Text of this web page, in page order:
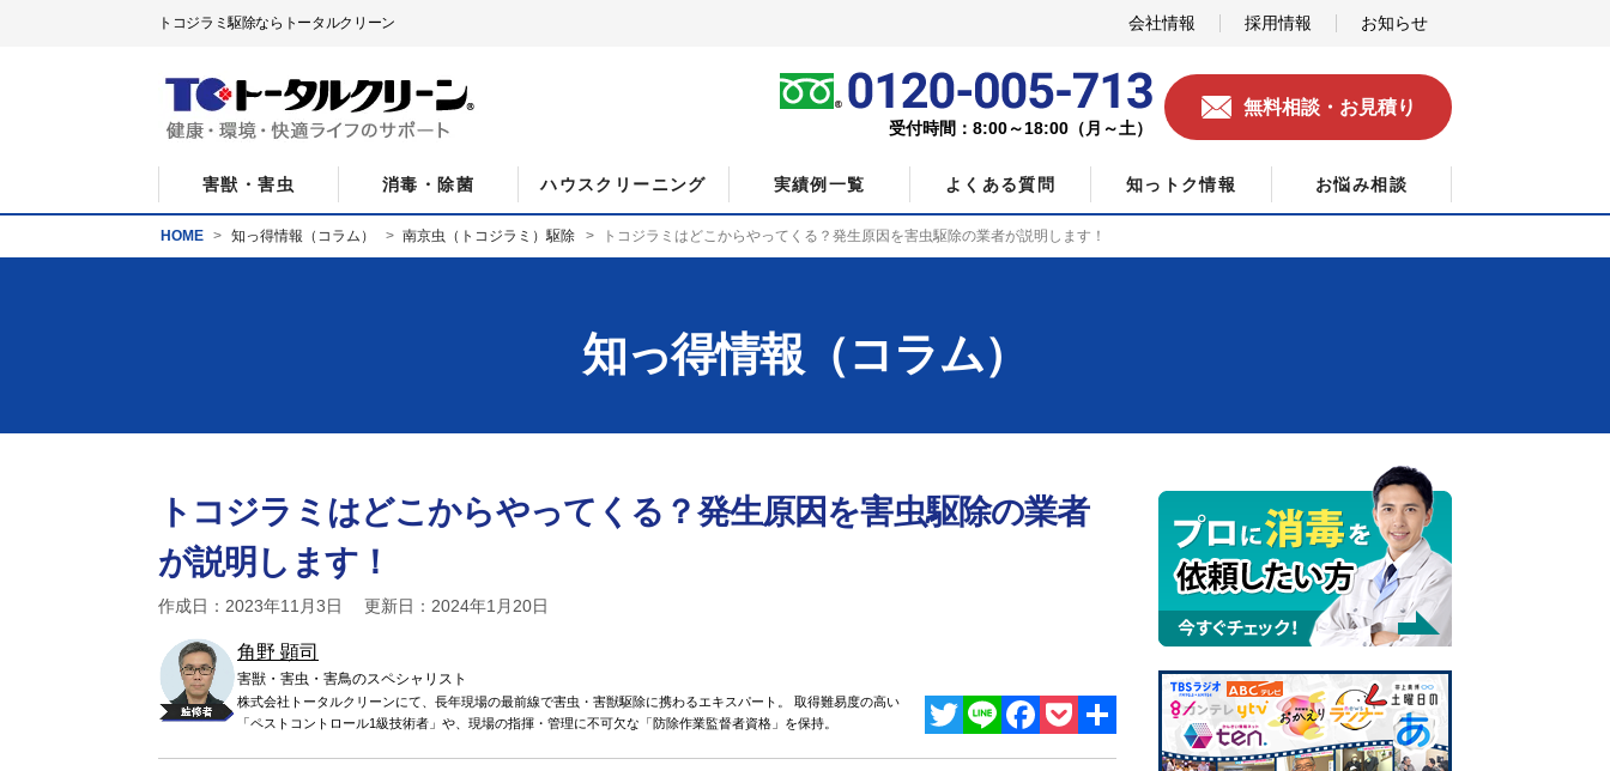
トコジラミ駆除ならトータルクリーン 会社情報 採用情報 お知らせ
受付時間：8:00～18:00（月～土）
無料相談・お見積り
害獣・害虫 消毒・除菌 ハウスクリーニング 実績例一覧 よくある質問 知っトク情報 お悩み相談
知っ得情報（コラム）
トコジラミはどこからやってくる？発生原因を害虫駆除の業者
が説明します！
作成日：2023年11月3日 更新日：2024年1月20日
角野 顕司
害獣・害虫・害鳥のスペシャリスト
株式会社トータルクリーンにて、長年現場の最前線で害虫・害獣駆除に携わるエキスパート。 取得難易度の高い
「ペストコントロール1級技術者」や、現場の指揮・管理に不可欠な「防除作業監督者資格」を保持。
HOME 知っ得情報（コラム） 南京虫（トコジラミ）駆除 トコジラミはどこからやってくる？発生原因を害虫駆除の業者が説明します！